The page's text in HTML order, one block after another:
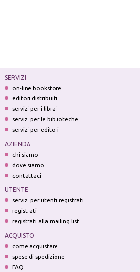
SERVIZI
on-line bookstore
editori distribuiti
servizi per i librai
servizi per le biblioteche
servizi per editori
AZIENDA
chi siamo
dove siamo
contattaci
UTENTE
servizi per utenti registrati
registrati
registrati alla mailing list
ACQUISTO
come acquistare
spese di spedizione
FAQ